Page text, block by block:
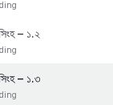
– ১.২
– ১.৩
চ। বদ্জাতের
নি ।
পুষিতাম? আমি
নি । আমার